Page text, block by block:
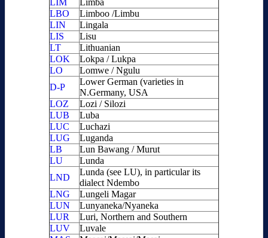
LIM
Limba
LBO
Limboo /Limbu
LIN
Lingala
LIS
Lisu
LT
Lithuanian
LOK
Lokpa / Lukpa
LO
Lomwe / Ngulu
D-P
Lower German (varieties in
N.Germany, USA
LOZ
Lozi / Silozi
LUB
Luba
LUC
Luchazi
LUG
Luganda
LB
Lun Bawang / Murut
LU
Lunda
LND
Lunda (see LU), in particular its
dialect Ndembo
LNG
Lungeli Magar
LUN
Lunyaneka/Nyaneka
LUR
Luri, Northern and Southern
LUV
Luvale